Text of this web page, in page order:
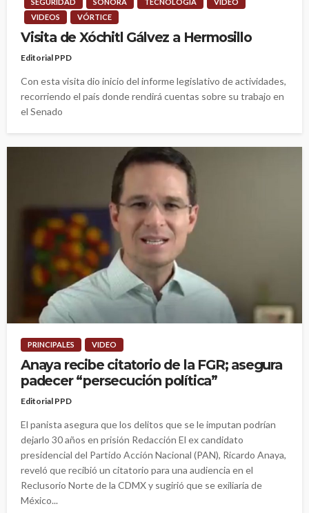
VIDEOS
VÓRTICE
Visita de Xóchitl Gálvez a Hermosillo
Editorial PPD
Con esta visita dio inicio del informe legislativo de actividades,
recorriendo el país donde rendirá cuentas sobre su trabajo en
el Senado
PRINCIPALES VIDEO
Anaya recibe citatorio de la FGR; asegura
padecer “persecución política”
Editorial PPD
El panista asegura que los delitos que se le imputan podrían
dejarlo 30 años en prisión Redacción El ex candidato
presidencial del Partido Acción Nacional (PAN), Ricardo Anaya,
reveló que recibió un citatorio para una audiencia en el
Reclusorio Norte de la CDMX y sugirió que se exiliaría de
México...